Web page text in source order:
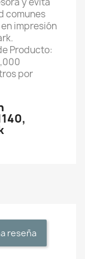
comunes
impresión
Producto:
por
reseña